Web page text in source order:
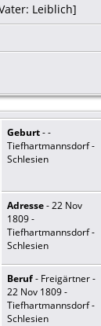
Leiblich]
Geburt- -
Tiefhartmannsdorf -
Schlesien
Adresse- 22 Nov
1809 -
Tiefhartmannsdorf -
Schlesien
Beruf- Freigärtner -
22 Nov 1809 -
Tiefhartmannsdorf -
Schlesien